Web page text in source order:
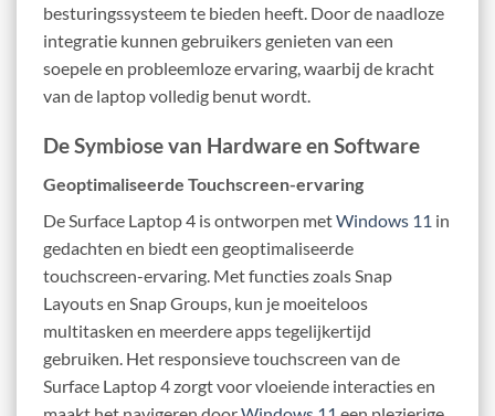
besturingssysteem te bieden heeft. Door de naadloze
integratie kunnen gebruikers genieten van een
soepele en probleemloze ervaring, waarbij de kracht
van de laptop volledig benut wordt.
De Symbiose van Hardware en Software
Geoptimaliseerde Touchscreen-ervaring
De Surface Laptop 4 is ontworpen metWindows 11 in
gedachten en biedt een geoptimaliseerde
touchscreen-ervaring. Met functies zoals Snap
Layouts en Snap Groups, kun je moeiteloos
multitasken en meerdere apps tegelijkertijd
gebruiken. Het responsieve touchscreen van de
Surface Laptop 4 zorgt voor vloeiende interacties en